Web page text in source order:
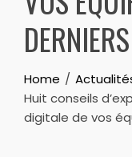
Home
Huit conseils
digitale de vos